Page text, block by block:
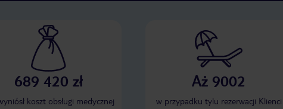
689 420 zł
koszt obsługi medycznej
Aż 9002
w przypadku tylu rezerwacji Klienci